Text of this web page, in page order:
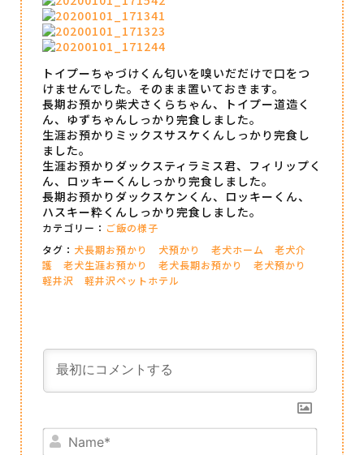
トイプーちゃづけくん匂いを嗅いだだけで口をつ
けませんでした。そのまま置いておきます。
長期お預かり柴犬さくらちゃん、トイプー道造く
ん、ゆずちゃんしっかり完食しました。
生涯お預かりミックスサスケくんしっかり完食し
ました。
生涯お預かりダックスティラミス君、フィリップく
ん、ロッキーくんしっかり完食しました。
長期お預かりダックスケンくん、ロッキーくん、
ハスキー粋くんしっかり完食しました。
カテゴリー： ご飯の様子
タグ： 犬長期お預かり 犬預かり 老犬ホーム
老犬介
護
老犬生涯お預かり 老犬長期お預かり
老犬預かり
軽井沢
軽井沢ペットホテル
Name*